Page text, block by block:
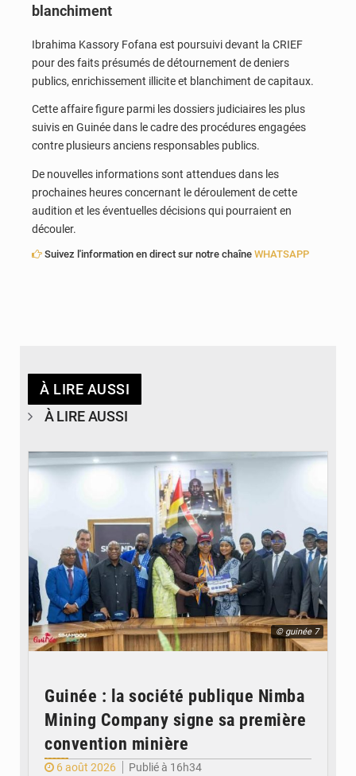
blanchiment
Ibrahima Kassory Fofana est poursuivi devant la CRIEF
pour des faits présumés de détournement de deniers
publics, enrichissement illicite et blanchiment de capitaux.
Cette affaire figure parmi les dossiers judiciaires les plus
suivis en Guinée dans le cadre des procédures engagées
contre plusieurs anciens responsables publics.
De nouvelles informations sont attendues dans les
prochaines heures concernant le déroulement de cette
audition et les éventuelles décisions qui pourraient en
découler.
Suivez l'information en direct sur notre chaîne WHATSAPP
À LIRE AUSSI
À LIRE AUSSI
© guinée 7
Guinée : la société publique Nimba
Mining Company signe sa première
convention minière
6 août 2026
Publié à 16h34